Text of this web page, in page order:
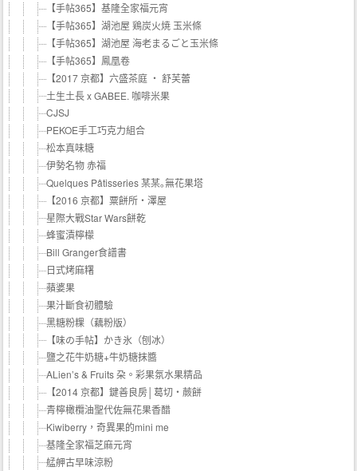
【手帖365】基隆全家福元宵
【手帖365】湖池屋 鶏炭火焼 玉米條
【手帖365】湖池屋 海老まるごと玉米條
【手帖365】鳳凰卷
【2017 京都】六盛茶庭 ‧ 舒芙蕾
土生土長 x GABEE. 咖啡米果
CJSJ
PEKOE手工巧克力組合
松本真味糖
伊勢名物 赤福
Quelques Pâtisseries 某某｡無花果塔
【2016 京都】粟餅所・澤屋
星際大戰Star Wars餅乾
蜂蜜漬檸檬
Bill Granger食譜書
日式烤麻糬
蘋婆果
果汁斷食初體驗
黑糖粉粿（藕粉版）
【味の手帖】かき氷（刨冰）
鹽之花牛奶糖+牛奶糖抹醬
ALien’s & Fruits 朶。彩果氛水果精品
【2014 京都】鍵善良房│葛切‧蕨餅
青檸橄欖油聖代佐無花果香醋
Kiwiberry，奇異果的mini me
基隆全家福芝麻元宵
艋舺古早味涼粉